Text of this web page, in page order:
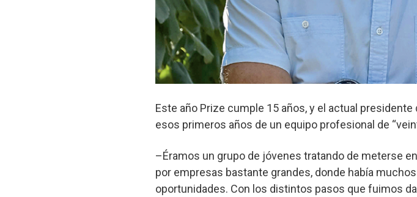
Este año Prize cumple 15 años, y el actual
esos primeros años de un equipo profesional de
–Éramos un grupo de jóvenes tratando de meterse
por empresas bastante grandes, donde había
oportunidades. Con los distintos pasos que fuimos